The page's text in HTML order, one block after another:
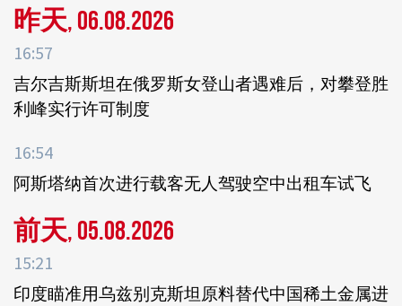
昨天, 06.08.2026
16:57
吉尔吉斯斯坦在俄罗斯女登山者遇难后，对攀登胜
利峰实行许可制度
16:54
阿斯塔纳首次进行载客无人驾驶空中出租车试飞
前天, 05.08.2026
15:21
印度瞄准用乌兹别克斯坦原料替代中国稀土金属进